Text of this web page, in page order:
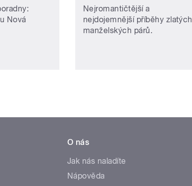
Nová
Nejromantičtější a
nejdojemnější příběhy zlatých
manželských párů.
O nás
Jak nás naladíte
Nápověda